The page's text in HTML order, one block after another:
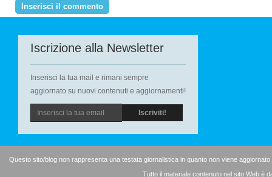
Iscrizione alla Newsletter
Inserisci la tua mail e rimani sempre
aggiornato su nuovi contenuti e aggiornamenti!
Questo sito/blog non rappresenta una testata giornalistica in quanto non viene
Tutto il materiale contenuto nel sito Web è